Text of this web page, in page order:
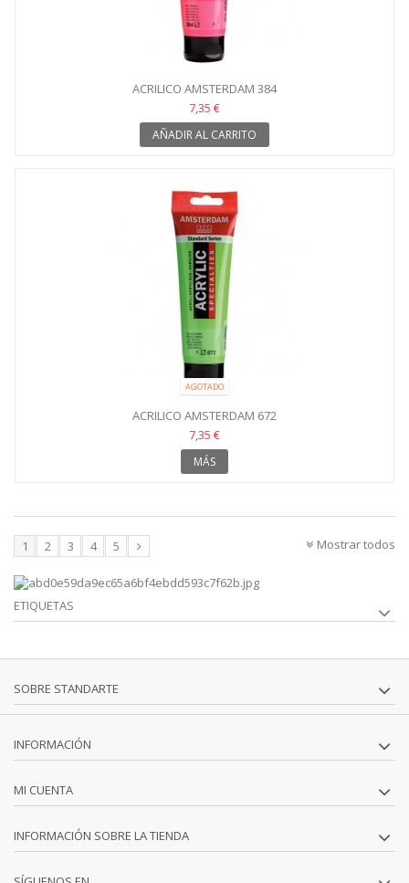
ACRILICO AMSTERDAM 384
7,35 €
AÑADIR AL CARRITO
AGOTADO
ACRILICO AMSTERDAM 672
7,35 €
MÁS
Mostrar todos
1 2 3 4 5
ETIQUETAS
SOBRE STANDARTE
INFORMACIÓN
MI CUENTA
INFORMACIÓN SOBRE LA TIENDA